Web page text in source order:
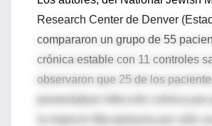
Research Center de Denver
compararon un grupo de 55
crónica estable con 11 controles
observaron que 25 de los
presentaban infección crónica por